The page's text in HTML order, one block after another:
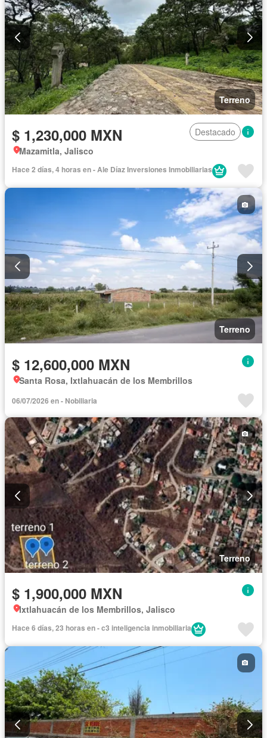
Terreno
$ 1,230,000 MXN
Destacado
Mazamitla, Jalisco
Hace 2 días, 4 horas en - Ale Díaz Inversiones Inmobiliarias
Terreno
$ 12,600,000 MXN
Santa Rosa, Ixtlahuacán de los Membrillos
06/07/2026 en - Nobiliaria
Terreno
$ 1,900,000 MXN
Ixtlahuacán de los Membrillos, Jalisco
Hace 6 días, 23 horas en - c3 inteligencia inmobiliaria